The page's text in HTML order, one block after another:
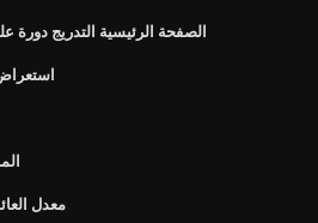
الصفحة الرئيسية التدريج دورة
معدل